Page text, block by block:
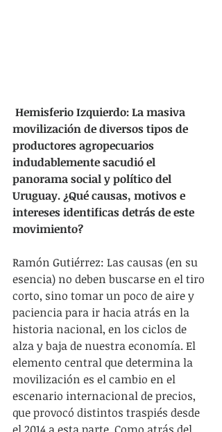
Hemisferio Izquierdo: La masiva
movilización de diversos tipos de
productores agropecuarios
indudablemente sacudió el
panorama social y político del
Uruguay. ¿Qué causas, motivos e
intereses identificas detrás de este
movimiento?
Ramón Gutiérrez: Las causas (en su
esencia) no deben buscarse en el tiro
corto, sino tomar un poco de aire y
paciencia para ir hacia atrás en la
historia nacional, en los ciclos de
alza y baja de nuestra economía. El
elemento central que determina la
movilización es el cambio en el
escenario internacional de precios,
que provocó distintos traspiés desde